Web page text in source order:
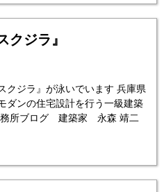
クジラ』
クジラ』が泳いでいます 兵庫県
ダンの住宅設計を行う一級建築
務所ブログ 建築家 永森 靖二